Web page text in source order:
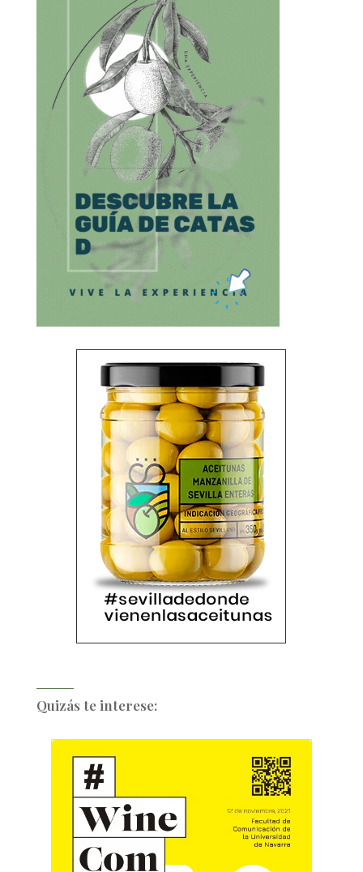
Quizás te interese: